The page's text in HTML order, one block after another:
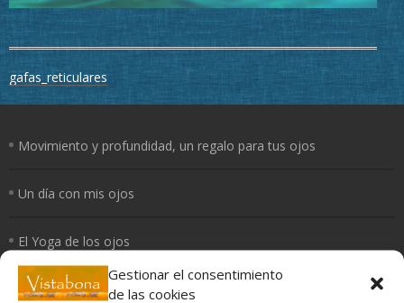
Gestionar el consentimiento
de las cookies
Navegación
de
gafas_reticulares
Movimiento y profundidad, un regalo para tus ojos
Un día con mis ojos
El Yoga de los ojos
Periferia